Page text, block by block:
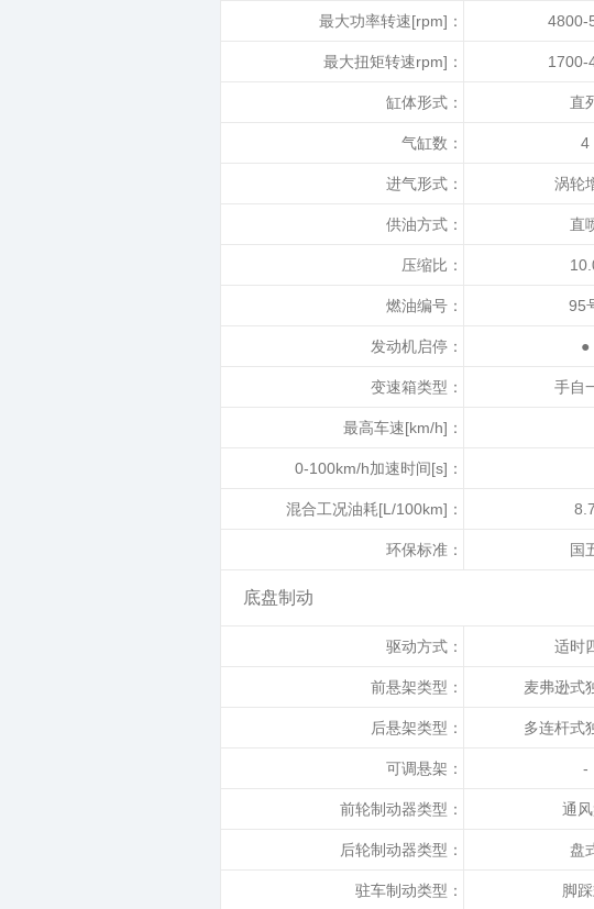
最大功率转速[rpm]： 4800-
最大扭矩转速rpm]： 1700-
缸体形式： 直
气缸数： 4
进气形式： 涡轮
供油方式： 直
压缩比：
燃油编号： 95
发动机启停： ●
变速箱类型： 手自
最高车速[km/h]：
0-100km/h加速时间[s]：
混合工况油耗[L/100km]： 8.7
环保标准： 国
底盘制动
驱动方式： 适时
前悬架类型： 麦弗逊式
后悬架类型： 多连杆式
可调悬架： -
前轮制动器类型： 通
后轮制动器类型： 盘
驻车制动类型： 脚